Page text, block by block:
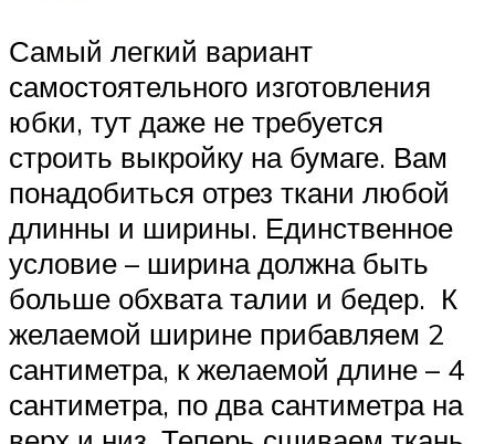
Самый легкий вариант
самостоятельного изготовления
юбки, тут даже не требуется
строить выкройку на бумаге. Вам
понадобиться отрез ткани любой
длинны и ширины. Единственное
условие – ширина должна быть
больше обхвата талии и бедер. К
желаемой ширине прибавляем 2
сантиметра, к желаемой длине – 4
сантиметра, по два сантиметра на